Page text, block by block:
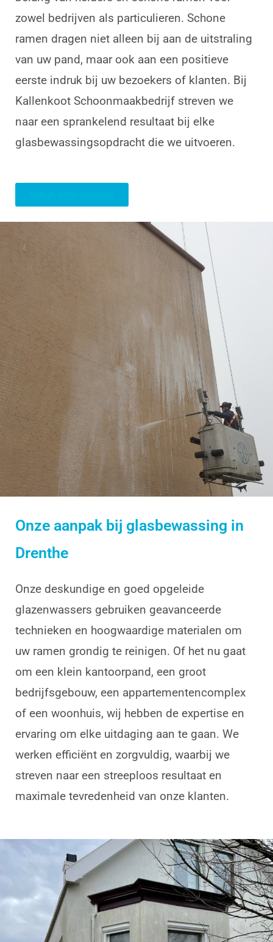
zowel bedrijven als particulieren. Schone
ramen dragen niet alleen bij aan de uitstraling
van uw pand, maar ook aan een positieve
eerste indruk bij uw bezoekers of klanten. Bij
Kallenkoot Schoonmaakbedrijf streven we
naar een sprankelend resultaat bij elke
glasbewassingsopdracht die we uitvoeren.
Onze aanpak bij glasbewassing in
Drenthe
Onze deskundige en goed opgeleide
glazenwassers gebruiken geavanceerde
technieken en hoogwaardige materialen om
uw ramen grondig te reinigen. Of het nu gaat
om een klein kantoorpand, een groot
bedrijfsgebouw, een appartementencomplex
of een woonhuis, wij hebben de expertise en
ervaring om elke uitdaging aan te gaan. We
werken efficiënt en zorgvuldig, waarbij we
streven naar een streeploos resultaat en
maximale tevredenheid van onze klanten.